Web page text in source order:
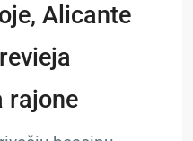
Alicante
rajone